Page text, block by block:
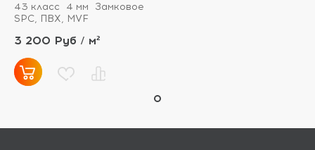
43 класс
4 мм
Замковое
SPC, ПВХ, MVF
3 200 Руб / м²